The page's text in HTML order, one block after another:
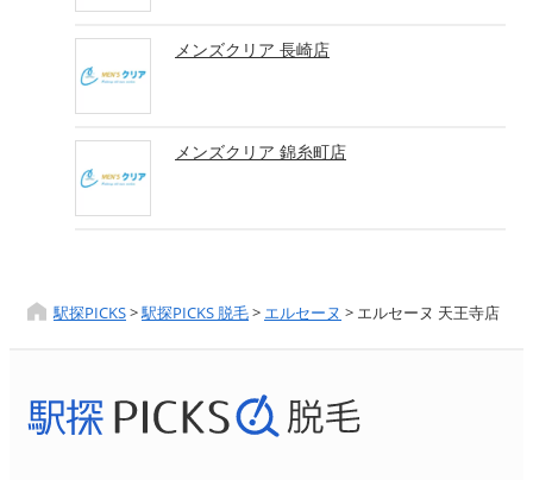
メンズクリア 長崎店
メンズクリア 錦糸町店
駅探PICKS>駅探PICKS 脱毛> エルセーヌ > エルセーヌ 天王寺店